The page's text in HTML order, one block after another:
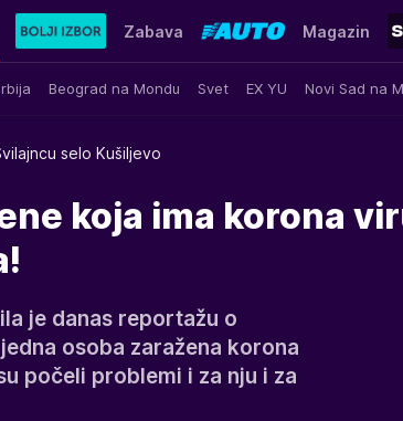
Beograd na Mondu Svet EX YU Novi Sad na
Zabava Magazin
selo Kušiljevo
koja ima korona
je danas reportažu o
osoba zaražena korona
počeli problemi i za nju i za